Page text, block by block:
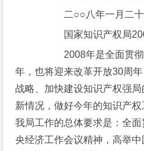
二○○八年一月二十
国家知识产权局
2008年是全面贯彻
年，也将迎来改革开放30周
战略、加快建设知识产权强
新情况，做好今年的知识产
我局工作的总体要求是：全
央经济工作会议精神，高举